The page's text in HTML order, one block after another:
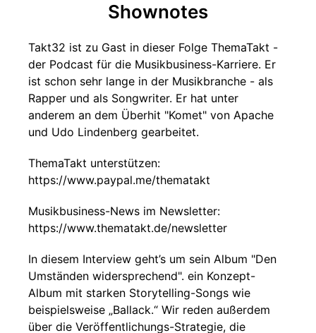
Shownotes
Takt32 ist zu Gast in dieser Folge ThemaTakt -
der Podcast für die Musikbusiness-Karriere. Er
ist schon sehr lange in der Musikbranche - als
Rapper und als Songwriter. Er hat unter
anderem an dem Überhit "Komet" von Apache
und Udo Lindenberg gearbeitet.
ThemaTakt unterstützen:
https://www.paypal.me/thematakt
Musikbusiness-News im Newsletter:
https://www.thematakt.de/newsletter
In diesem Interview geht’s um sein Album "Den
Umständen widersprechend". ein Konzept-
Album mit starken Storytelling-Songs wie
beispielsweise „Ballack.“ Wir reden außerdem
über die Veröffentlichungs-Strategie, die